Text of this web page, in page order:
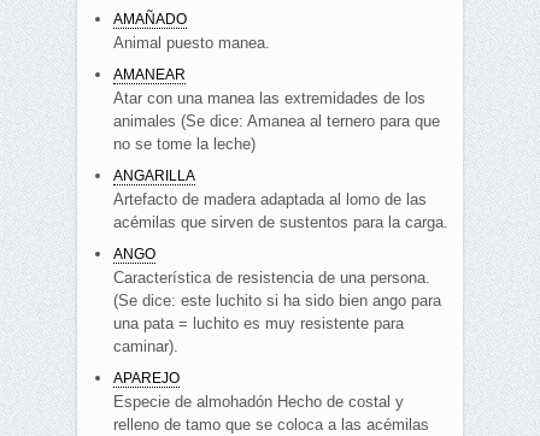
AMAÑADO
Animal puesto manea.
AMANEAR
Atar con una manea las extremidades de los
animales (Se dice: Amanea al ternero para que
no se tome la leche)
ANGARILLA
Artefacto de madera adaptada al lomo de las
acémilas que sirven de sustentos para la carga.
ANGO
Característica de resistencia de una persona.
(Se dice: este luchito si ha sido bien ango para
una pata = luchito es muy resistente para
caminar).
APAREJO
Especie de almohadón Hecho de costal y
relleno de tamo que se coloca a las acémilas